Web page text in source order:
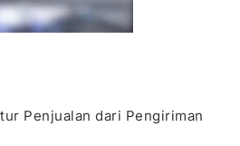
Penjualan dari Pengiriman